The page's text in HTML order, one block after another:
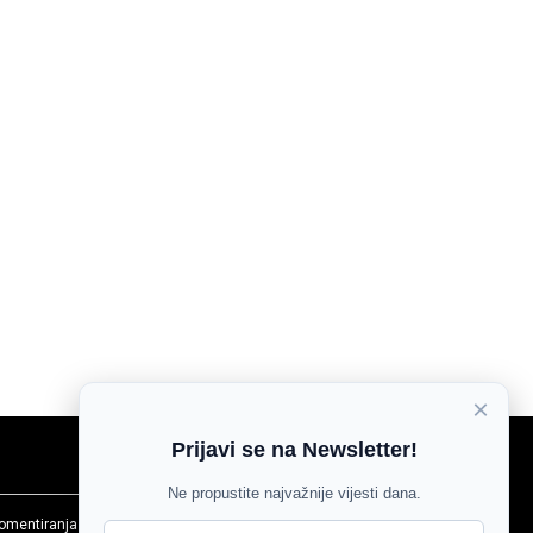
Agroglas
×
Prijavi se na Newsletter!
Ne propustite najvažnije vijesti dana.